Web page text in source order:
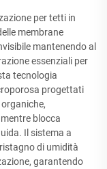
per tetti in
membrane
mantenendo al
essenziali per
tecnologia
progettati
blocca
Il sistema a
di umidità
garantendo